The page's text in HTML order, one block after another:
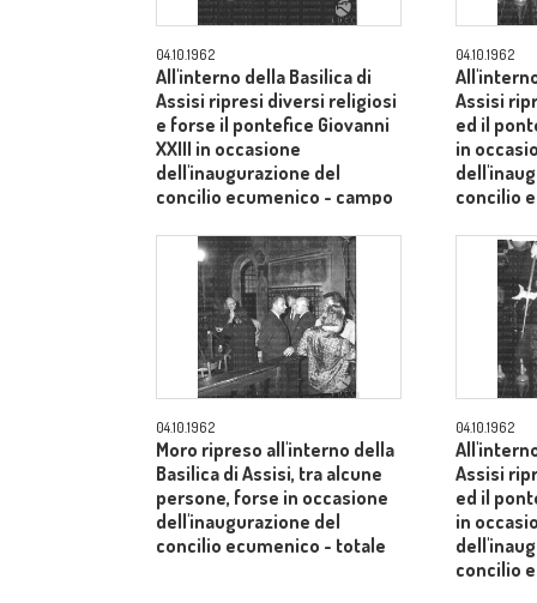
04.10.1962
All'interno della Basilica di
Assisi ripresi diversi religiosi
e forse il pontefice Giovanni
XXIII in occasione
dell'inaugurazione del
concilio ecumenico - campo
04.10.1962
Assisi
ed il
in
concilio
04.10.1962
Moro ripreso all'interno della
Basilica di Assisi, tra alcune
persone, forse in occasione
dell'inaugurazione del
concilio ecumenico - totale
04.10.1962
Assisi
ed il
in
concilio